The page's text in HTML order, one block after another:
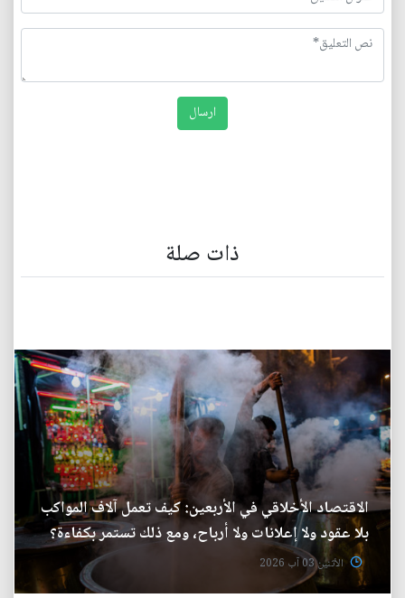
ذات صلة
الاقتصاد الأخلاقي في الأربعين: كيف تعمل آلاف المواكب
بلا عقود ولا إعلانات ولا أرباح، ومع ذلك تستمر بكفاءة؟
الأثنين 03 آب 2026